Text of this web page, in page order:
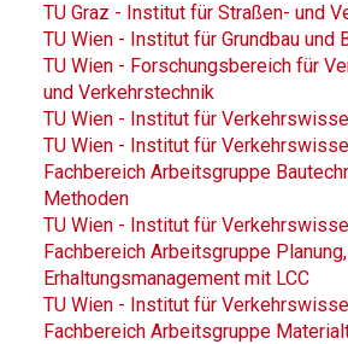
TU Graz - Institut für Straßen- und
TU Wien - Institut für Grundbau und
TU Wien - Forschungsbereich für
und Verkehrstechnik
TU Wien - Institut für
TU Wien - Institut für
Fachbereich Arbeitsgruppe
Methoden
TU Wien - Institut für
Fachbereich Arbeitsgruppe
Erhaltungsmanagement mit LCC
TU Wien - Institut für
Fachbereich Arbeitsgruppe